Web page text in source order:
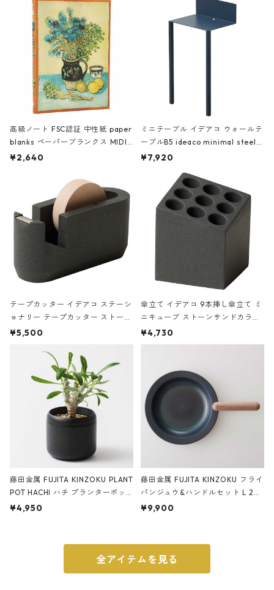
高級ノート FSC認証 中性紙 paper
blanks ペーパーブランクス MIDI
ハードカバー 罫線 ヴァン・ゴッホ
¥2,640
ミニテーブル イデアコ ウォールテ
ーブルB5 ideaco minimal steel f
urniture WALL Table B5 ネイビー
¥7,920
テープカッター イデアコ ステーシ
ョナリー テープカッター ストーン
サンドカラー 石調 ideaco Station
¥5,500
傘立て イデアコ 9本挿し傘立て ミ
ニキューブ ストーンサンドカラー
石調 ideaco Umbrella Stand CUB
E ストーンサンドブラック
¥4,730
藤田金属 FUJITA KINZOKU PLANT
POT HACHI ハチ プランターポッ
ト 3号 ブラック
¥4,950
藤田金属 FUJITA KINZOKU フライ
パンジュウ&ハンドルセット L 24c
m ガス火・IH対応 鉄フライパン
¥9,900
全アイテムを見る